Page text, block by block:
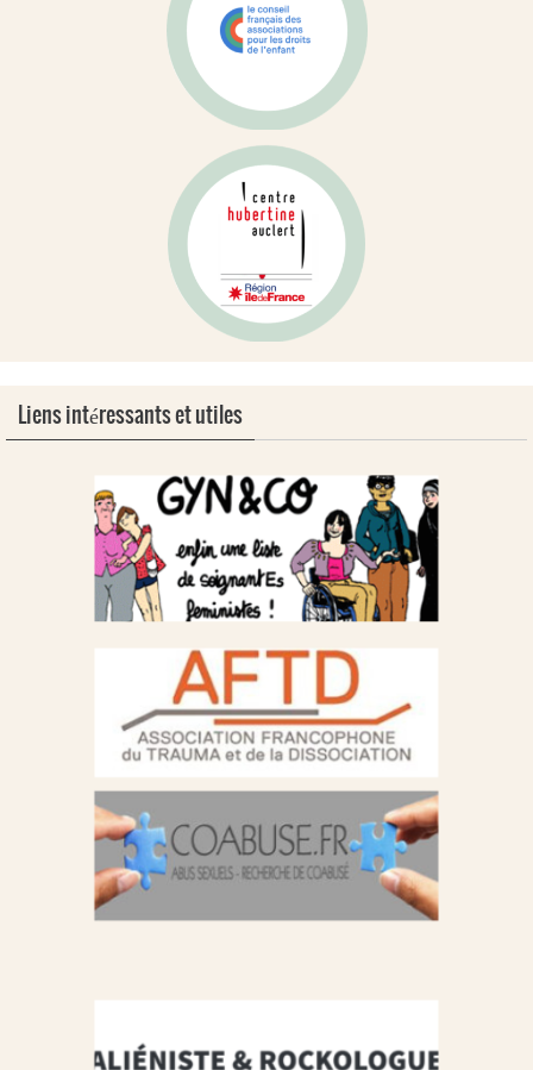
Liens intéressants et utiles